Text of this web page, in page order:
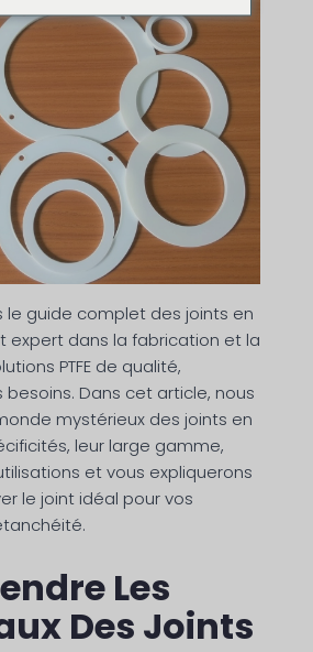
le guide complet des joints en
est expert dans la fabrication et la
PTFE de qualité,
Dans cet article, nous
mystérieux des joints en
leur large gamme,
et vous expliquerons
le joint idéal pour vos
Les
Des Joints